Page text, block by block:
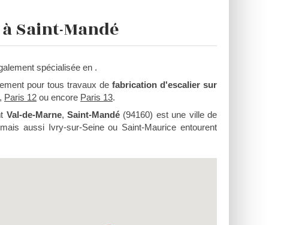
Saint-Mandé
spécialisée en .
pour tous travaux de fabrication d'escalier sur
, Paris 12 ou encore Paris 13.
Val-de-Marne,Saint-Mandé (94160) est une ville de
aussi Ivry-sur-Seine ou Saint-Maurice entourent